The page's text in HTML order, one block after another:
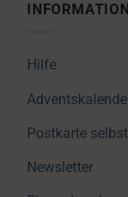
Hilfe
Postkarte
Newsletter